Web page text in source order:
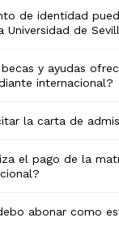
de identidad
Universidad de
y ayudas
internacional?
la carta de
el pago de la
abonar como